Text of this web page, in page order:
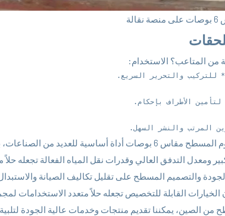
من المتاعب؟ الاستخدام:
المرتب والنشر السهل.
يعد الخرطوم المسطح مقاس 6 بوصات أداة أساسية للعديد
ومعدل التدفق العالي وقدرات نقل المياه الفعالة تجعله
والتصميم المسطح على تقليل تكاليف الصيانة
الخيارات القابلة للتخصيص تجعله حلاً متعدد الاستخدامات
الصين، يمكننا تقديم منتجات وخدمات عالية الجودة لتلبية